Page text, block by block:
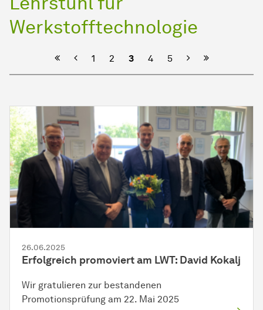
Werkstofftechnologie
Vorherige
1 2 3 4 5 Nächste
26.06.2025
Erfolgreich promoviert am LWT: David Kokalj
Wir gratulieren zur bestandenen
Promotionsprüfung am 22. Mai 2025